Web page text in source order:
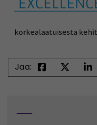
korkealaatuisesta
Jaa: